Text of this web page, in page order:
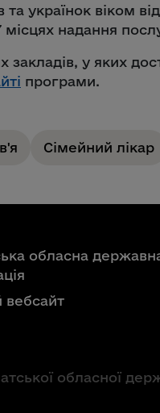
та українок віком
надання
закладів, у яких
програми.
Сімейний лікар
обласна
вебсайт
обласної